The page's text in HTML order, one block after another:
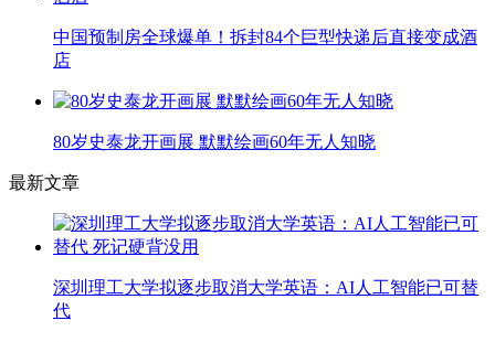
中国预制房全球爆单！拆封84个巨型快递后直接变成酒
店
80岁史泰龙开画展 默默绘画60年无人知晓
最新文章
深圳理工大学拟逐步取消大学英语：AI人工智能已可替
代